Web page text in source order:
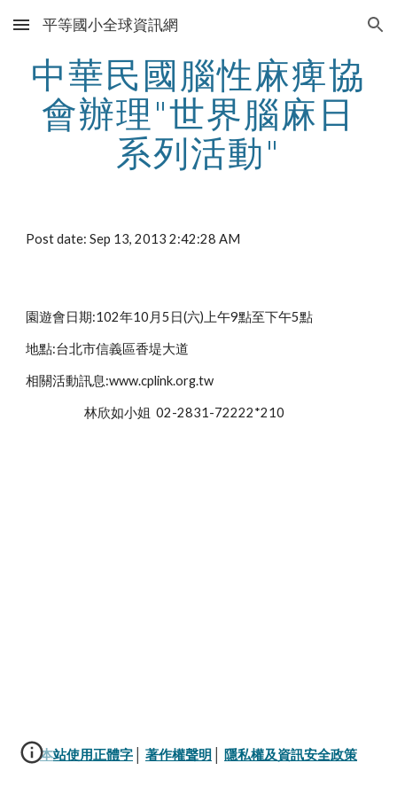
Skip to main content Skip to navigation
平等國小全球資訊網
中華民國腦性麻痺協
會辦理"世界腦麻日
系列活動"
Post date: Sep 13, 2013 2:42:28 AM
園遊會日期:102年10月5日(六)上午9點至下午5點
地點:台北市信義區香堤大道
相關活動訊息:www.cplink.org.tw
                      林欣如小姐  02-2831-72222*210
本站使用正體字 著作權聲明 隱私權及資訊安全政策